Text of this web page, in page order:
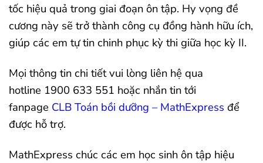
tốc hiệu quả trong giai đoạn ôn tập. Hy vọng đề
cương này sẽ trở thành công cụ đồng hành hữu ích,
giúp các em tự tin chinh phục kỳ thi giữa học kỳ II.
Mọi thông tin chi tiết vui lòng liên hệ qua
hotline 1900 633 551 hoặc nhắn tin tới
fanpage CLB Toán bồi dưỡng – MathExpress để
được hỗ trợ.
MathExpress chúc các em học sinh ôn tập hiệu